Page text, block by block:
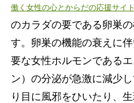
働く女性の心とからだの応援サイ
のカラダの要である卵巣
す。卵巣の機能の衰えに
要な女性ホルモンである
ン）の分泌が急激に減少
り目に風邪をひいたり、